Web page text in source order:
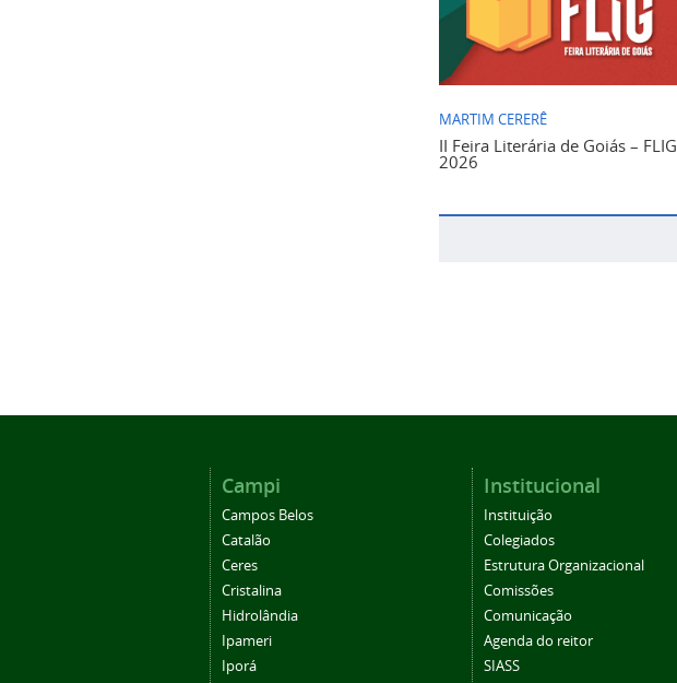
MARTIM CERERÊ
II Feira Literária de Goiás – FLIG
2026
Campi
Campos Belos
Catalão
Ceres
Cristalina
Hidrolândia
Ipameri
Iporá
Institucional
Instituição
Colegiados
Estrutura Organizacional
Comissões
Comunicação
Agenda do reitor
SIASS